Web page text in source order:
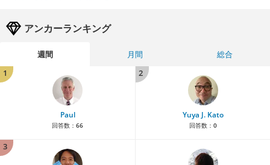
アンカーランキング
週間 月間
総合
1
Paul
回答数： 66
2
Yuya J. Kato
回答数： 0
3